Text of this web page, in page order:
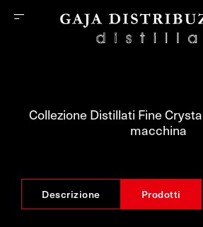
Collezione Distillati Fine
macchina
Descrizione Prodotti